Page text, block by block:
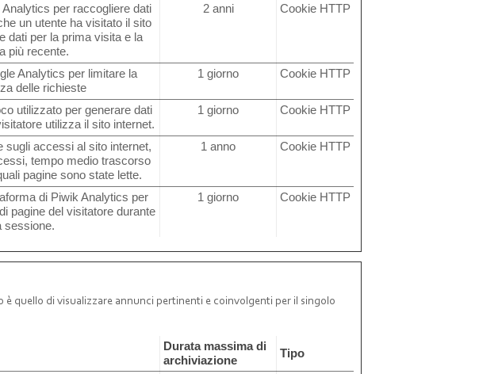
per raccogliere dati
un utente ha visitato il sito
dati per la prima visita e la
più recente.
2 anni Cookie HTTP
Analytics per limitare la
delle richieste
1 giorno Cookie HTTP
utilizzato per generare dati
utilizza il sito internet.
1 giorno Cookie HTTP
sugli accessi al sito internet,
tempo medio trascorso
pagine sono state lette.
1 anno Cookie HTTP
di Piwik Analytics per
pagine del visitatore durante
sessione.
1 giorno Cookie HTTP
quello di visualizzare annunci pertinenti e coinvolgenti per il singolo
Durata massima di
archiviazione
Tipo